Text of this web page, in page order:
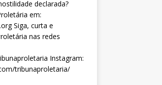
declarada?
em:
Siga, curta e
nas redes
Instagram:
tribunaproletaria/